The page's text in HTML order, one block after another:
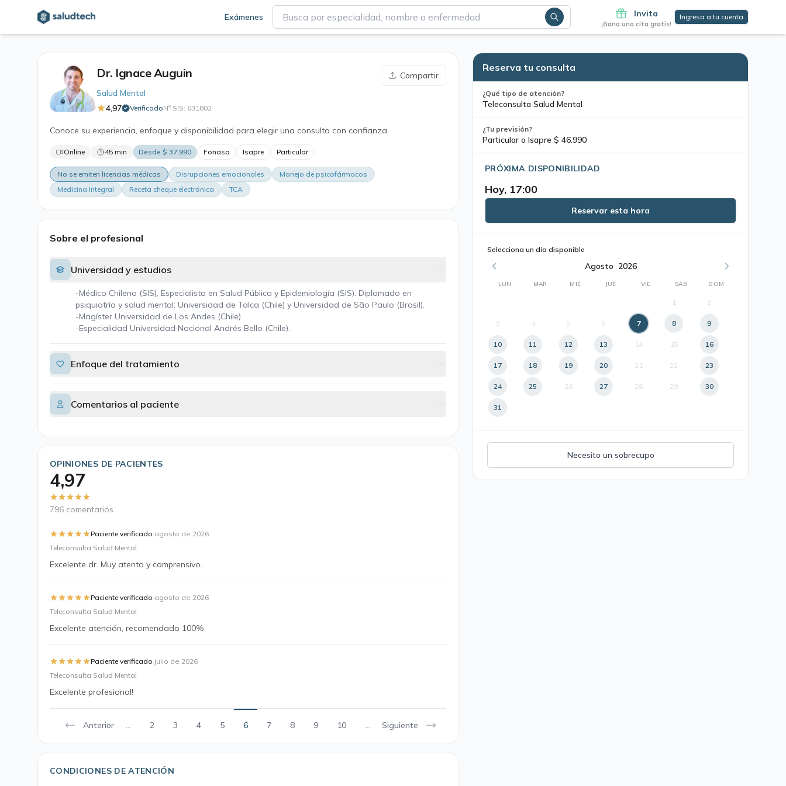
Exámenes Invita
¡Gana una cita gratis!
Ingresa a tu cuenta
Dr. Ignace Auguin
Compartir
Salud Mental
4,97
VerificadoNº SIS: 631802·
Conoce su experiencia, enfoque y disponibilidad para elegir una consulta con confianza.
Online 45 min Desde $ 37.990 Fonasa Isapre Particular
No se emiten licencias médicas Disrupciones emocionales
Manejo de psicofármacos
Medicina Integral
Receta cheque electrónica TCA
Sobre el profesional
Universidad y estudios
-Médico Chileno (SIS), Especialista en Salud Pública y Epidemiología (SIS). Diplomado en
psiquiatría y salud mental; Universidad de Talca (Chile) y Universidad de São Paulo (Brasil).
-Magíster Universidad de Los Andes (Chile).
-Especialidad Universidad Nacional Andrés Bello (Chile).
Enfoque del tratamiento
Comentarios al paciente
OPINIONES DE PACIENTES
4,97
796 comentarios
Paciente verificado·agosto de 2026
Teleconsulta Salud Mental
Excelente dr. Muy atento y comprensivo.
Paciente verificado·agosto de 2026
Teleconsulta Salud Mental
Excelente atención, recomendado 100%
Paciente verificado·julio de 2026
Teleconsulta Salud Mental
Excelente profesional!
Anterior ... 2 3 4 5 6 7 8 9 10 ... Siguiente
CONDICIONES DE ATENCIÓN
Reserva tu consulta
¿Qué tipo de atención?
Teleconsulta Salud Mental
¿Tu previsión?
Particular o Isapre $ 46.990
PRÓXIMA DISPONIBILIDAD
Hoy, 17:00
Reservar esta hora
Selecciona un día disponible
Agosto 2026
LUN MAR MIÉ JUE VIE SÁB DOM
1 2
3 4 5 6 7 8 9
10 11 12 13 14 15 16
17 18 19 20 21 22 23
24 25 26 27 28 29 30
31
Necesito un sobrecupo